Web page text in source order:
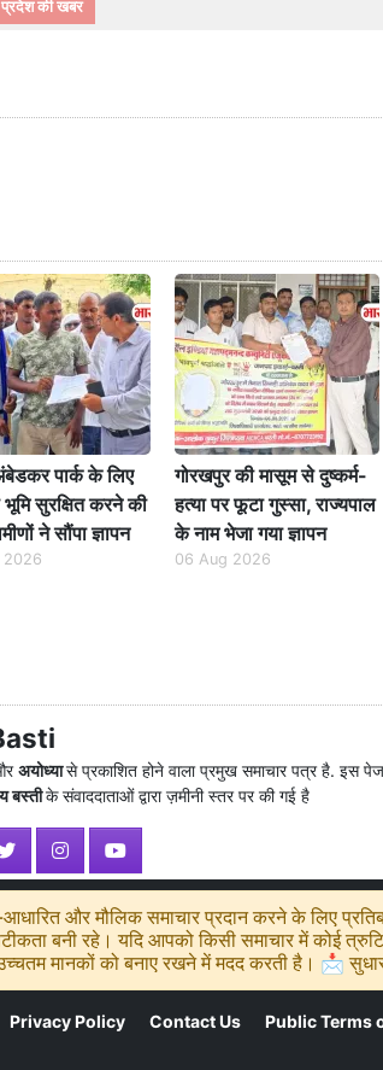
की खबर
पार्क के लिए
भूमि सुरक्षित करने की
ने सौंपा ज्ञापन
2026
गोरखपुर की मासूम से दुष्कर्म-
हत्या पर फूटा गुस्सा, राज्यपाल
के नाम भेजा गया ज्ञापन
06 Aug 2026
अयोध्यासे प्रकाशित होने वाला प्रमुख समाचार पत्र है. इस
बस्तीके संवाददाताओं द्वारा ज़मीनी स्तर पर की गई है
आधारित और मौलिक समाचार प्रदान करने के लिए
बनी रहे। यदि आपको किसी समाचार में कोई
मानकों को बनाए रखने में मदद करती है। 📩
Privacy Policy Contact Us Public Terms